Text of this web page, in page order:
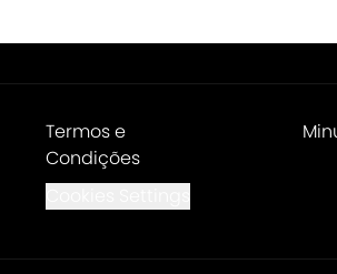
Termos e
Condições